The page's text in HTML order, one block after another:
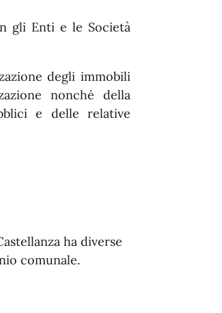
gli Enti e le Società
degli immobili
nonché della
e delle relative
ha diverse
comunale.